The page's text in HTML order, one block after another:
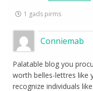
1 gads pirms
Conniemab
Palatable blog you
worth belles-lettres like
recognize individuals